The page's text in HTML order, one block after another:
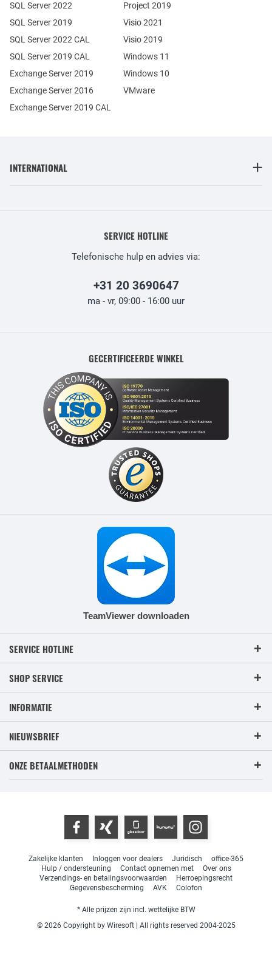
Exchange Server 2019
Exchange Server 2016
SQL Server 2022
SQL Server 2019
SQL Server 2022 CAL
SQL Server 2019 CAL
Exchange Server 2019 CAL
Project 2019
Visio 2021
Visio 2019
Windows 11
Windows 10
VMware
INTERNATIONAL
SERVICE HOTLINE
Telefonische hulp en advies via:
+31 20 3690647
ma - vr, 09:00 - 16:00 uur
GECERTIFICEERDE WINKEL
TeamViewer downloaden
SERVICE HOTLINE
SHOP SERVICE
INFORMATIE
NIEUWSBRIEF
ONZE BETAALMETHODEN
Zakelijke klanten Inloggen voor dealers Juridisch
office-365
Hulp / ondersteuning
Contact opnemen met
Over ons
Verzendings- en betalingsvoorwaarden
Herroepingsrecht
Gegevensbescherming
AVK Colofon
* Alle prijzen zijn incl. wettelijke BTW
© 2026 Copyright by Wiresoft | All rights reserved 2004-2025